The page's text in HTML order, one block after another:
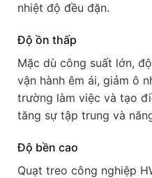
nhiệt độ đều đặn.
Độ ồn thấp
Mặc dù công suất lớn,
vận hành êm ái, giảm ô
trường làm việc và tạo
tăng sự tập trung và
Độ bền cao
Quạt treo công nghiệp